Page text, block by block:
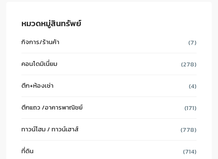
หมวดหมู่สินทรัพย์
กิจการ/ร้านค้า (7)
คอนโดมิเนี่ยม (278)
ตึก+ห้องเช่า (4)
ตึกแถว /อาคารพาณิชย์ (171)
ทาวน์โฮม / ทาวน์เฮาส์ (778)
ที่ดิน (714)